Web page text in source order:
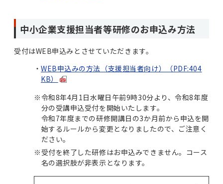
中小企業支援担当者等研修のお申込み方法
受付はWEB申込みとさせていただきます。
WEB申込みの方法（支援担当者向け）（PDF:404
KB）
※令和8年4月1日水曜日午前9時30分より、令和8年度
分の受講申込受付を開始いたします。
令和7年度までの研修開講日の3か月前から申込を開
始するルールから変更となりましたので、ご注意く
ださい。
※ 受付を終了した研修はお申込みできません。コース
名の選択肢が非表示となります。